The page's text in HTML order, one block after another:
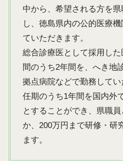
中から、希望される方を
し、徳島県内の公的医療
ていただきます。
総合診療医として採用し
間のうち2年間を、へき地
拠点病院などで勤務してい
任期のうち1年間を国内外
とすることができ、県職
か、200万円まで研修・研
ます。